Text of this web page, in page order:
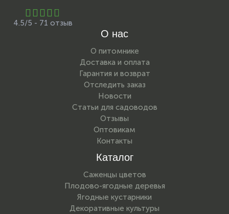
4.5/5 - 71 отзыв
О нас
О питомнике
Доставка и оплата
Гарантия и возврат
Отследить заказ
Новости
Статьи для садоводов
Отзывы
Оптовикам
Контакты
Каталог
Саженцы цветов
Плодово-ягодные деревья
Ягодные кустарники
Декоративные культуры